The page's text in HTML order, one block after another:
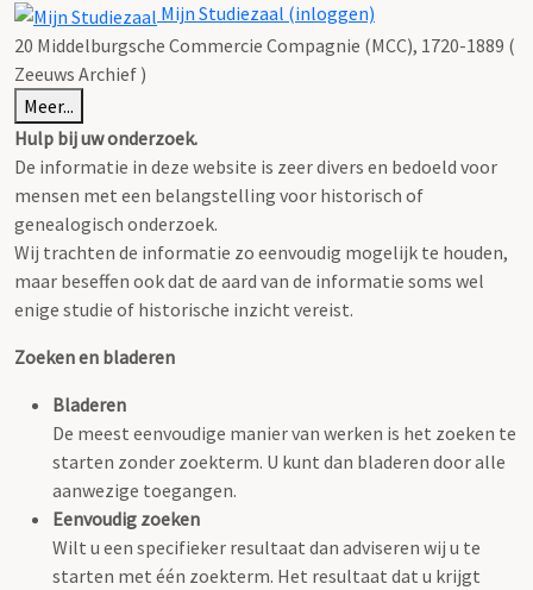
Mijn Studiezaal (inloggen)
20 Middelburgsche Commercie Compagnie (MCC), 1720-1889 (
Zeeuws Archief )
Meer...
Hulp bij uw onderzoek.
De informatie in deze website is zeer divers en bedoeld voor
mensen met een belangstelling voor historisch of
genealogisch onderzoek.
Wij trachten de informatie zo eenvoudig mogelijk te houden,
maar beseffen ook dat de aard van de informatie soms wel
enige studie of historische inzicht vereist.
Zoeken en bladeren
Bladeren
De meest eenvoudige manier van werken is het zoeken te
starten zonder zoekterm. U kunt dan bladeren door alle
aanwezige toegangen.
Eenvoudig zoeken
Wilt u een specifieker resultaat dan adviseren wij u te
starten met één zoekterm. Het resultaat dat u krijgt